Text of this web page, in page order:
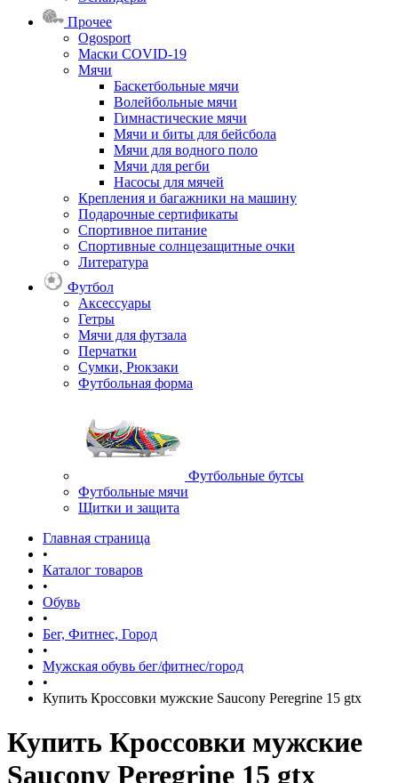
Прочее
Ogosport
Маски COVID-19
Мячи
Баскетбольные мячи
Волейбольные мячи
Гимнастические мячи
Мячи и биты для бейсбола
Мячи для водного поло
Мячи для регби
Насосы для мячей
Крепления и багажники на машину
Подарочные сертификаты
Спортивное питание
Спортивные солнцезащитные очки
Литература
Футбол
Аксессуары
Гетры
Мячи для футзала
Перчатки
Сумки, Рюкзаки
Футбольная форма
Футбольные бутсы
Футбольные мячи
Щитки и защита
Главная страница
•
Каталог товаров
•
Обувь
•
Бег, Фитнес, Город
•
Мужская обувь бег/фитнес/город
•
Купить Кроссовки мужские Saucony Peregrine 15 gtx
Купить Кроссовки мужские
Saucony Peregrine 15 gtx